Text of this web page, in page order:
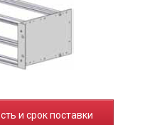
и срок поставки